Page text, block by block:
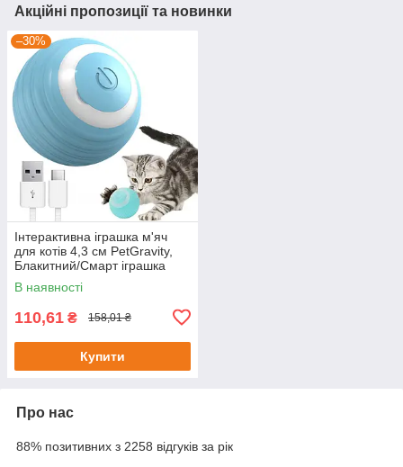
Акційні пропозиції та новинки
–30%
Інтерактивна іграшка м'яч
для котів 4,3 см PetGravity,
Блакитний/Смарт іграшка
обертова кулька для тварин
В наявності
110,61 ₴ 158,01 ₴
Купити
Про нас
88% позитивних з 2258 відгуків за рік